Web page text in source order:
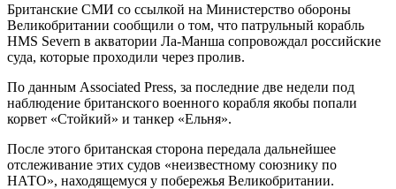
Британские СМИ со ссылкой на Министерство обороны
Великобритании сообщили о том, что патрульный корабль
HMS Severn в акватории Ла-Манша сопровождал российские
суда, которые проходили через пролив.
По данным Associated Press, за последние две недели под
наблюдение британского военного корабля якобы попали
корвет «Стойкий» и танкер «Ельня».
После этого британская сторона передала дальнейшее
отслеживание этих судов «неизвестному союзнику по
НАТО», находящемуся у побережья Великобритании.